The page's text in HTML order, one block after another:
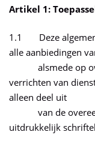
Artikel 1:
1.1 Deze
alle aanbiedingen
alsmede op
verrichten van
alleen deel uit
van de
uitdrukkelijk